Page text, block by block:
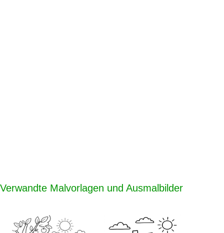
Verwandte Malvorlagen und Ausmalbilder